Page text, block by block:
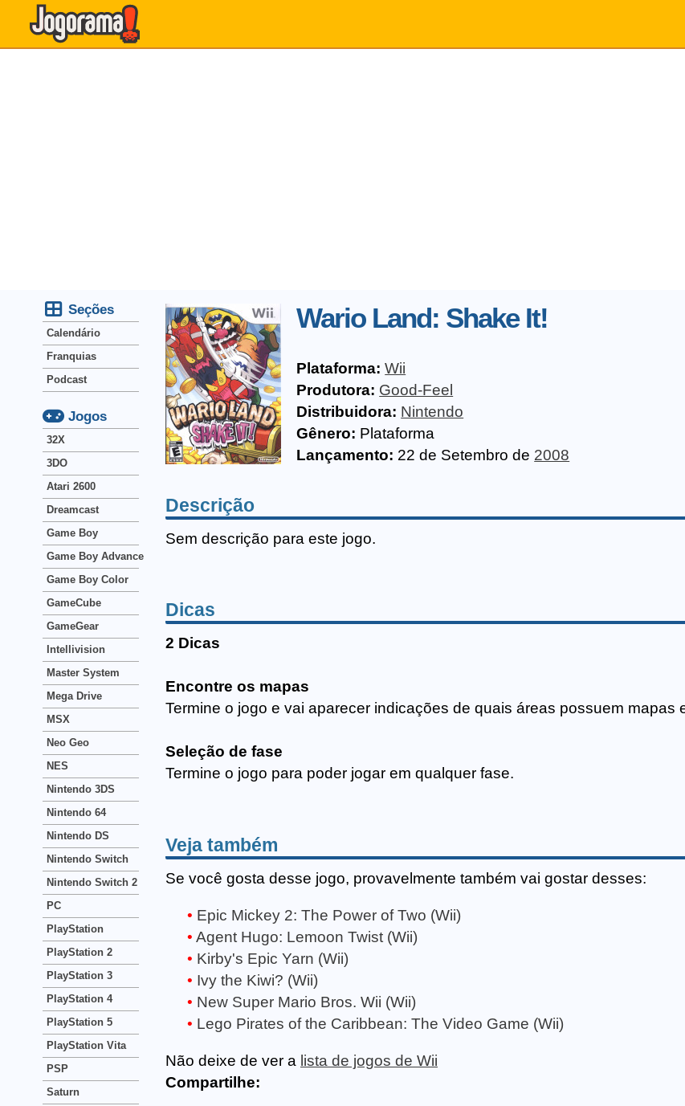
Wario Land: Shake It!
Plataforma: Wii
Produtora: Good-Feel
Distribuidora: Nintendo
Gênero: Plataforma
Lançamento: 22 de Setembro de 2008
Descrição
Sem descrição para este jogo.
Dicas
2 Dicas
Encontre os mapas
Termine o jogo e vai aparecer indicações de quais áreas possuem mapas
Seleção de fase
Termine o jogo para poder jogar em qualquer fase.
Veja também
Se você gosta desse jogo, provavelmente também vai gostar desses:
Epic Mickey 2: The Power of Two (Wii)
Agent Hugo: Lemoon Twist (Wii)
Kirby's Epic Yarn (Wii)
Ivy the Kiwi? (Wii)
New Super Mario Bros. Wii (Wii)
Lego Pirates of the Caribbean: The Video Game (Wii)
Não deixe de ver a lista de jogos de Wii
Compartilhe:
Seções
Calendário
Franquias
Podcast
Jogos
32X
3DO
Atari 2600
Dreamcast
Game Boy
Game Boy Advance
Game Boy Color
GameCube
GameGear
Intellivision
Master System
Mega Drive
MSX
Neo Geo
NES
Nintendo 3DS
Nintendo 64
Nintendo DS
Nintendo Switch
Nintendo Switch 2
PC
PlayStation
PlayStation 2
PlayStation 3
PlayStation 4
PlayStation 5
PlayStation Vita
PSP
Saturn